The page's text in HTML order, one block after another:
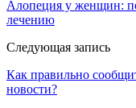
Алопеция у женщин:
лечению
Следующая запись
Как правильно
новости?